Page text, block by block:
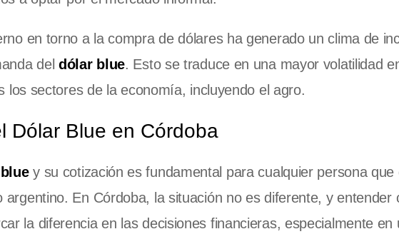
en torno a la compra de dólares ha generado un clima de
deldólar blue. Esto se traduce en una mayor volatilidad
los sectores de la economía, incluyendo el agro.
Dólar Blue en Córdoba
y su cotización es fundamental para cualquier persona que
En Córdoba, la situación no es diferente, y entender
la diferencia en las decisiones financieras, especialmente en